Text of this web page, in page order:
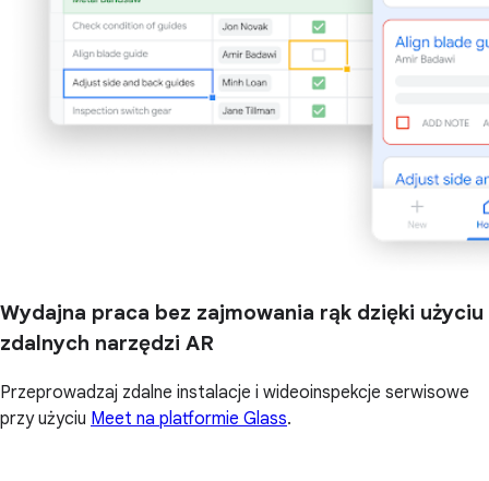
Wydajna praca bez zajmowania rąk dzięki użyciu
zdalnych narzędzi AR
Przeprowadzaj zdalne instalacje i wideoinspekcje serwisowe
przy użyciu Meet na platformie Glass.